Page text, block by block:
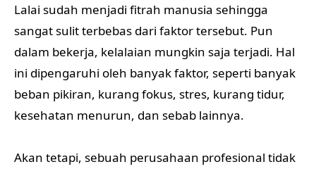
Lalai sudah menjadi fitrah manusia sehingga
sangat sulit terbebas dari faktor tersebut. Pun
dalam bekerja, kelalaian mungkin saja terjadi. Hal
ini dipengaruhi oleh banyak faktor, seperti banyak
beban pikiran, kurang fokus, stres, kurang tidur,
kesehatan menurun, dan sebab lainnya.
Akan tetapi, sebuah perusahaan profesional tidak